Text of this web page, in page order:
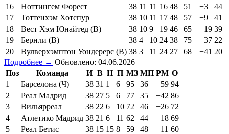
16
Ноттингем Форест 38 11 11 16 48 51 −3
44
17
Тоттенхэм Хотспур 38 10 11 17 48 57 −9
41
18
Вест Хэм Юнайтед (В) 38 10 9 19 46 65 −19 39
19
Бернли (В) 38 4 10 24 38 75 −37 22
20
Вулверхэмптон Уондерерс (В) 38 3 11 24 27 68 −41 20
Подробнее → Обновлено: 04.06.2026
Поз
Команда И В Н П МЗ МП РМ О
1
Барселона (Ч) 38 31 1 6 95 36 +59 94
2
Реал Мадрид 38 27 5 6 77 35 +42 86
3
Вильярреал 38 22 6 10 72 46 +26 72
4
Атлетико Мадрид 38 21 6 11 62 44 +18 69
5
Реал Бетис 38 15 15 8 59 48 +11 60